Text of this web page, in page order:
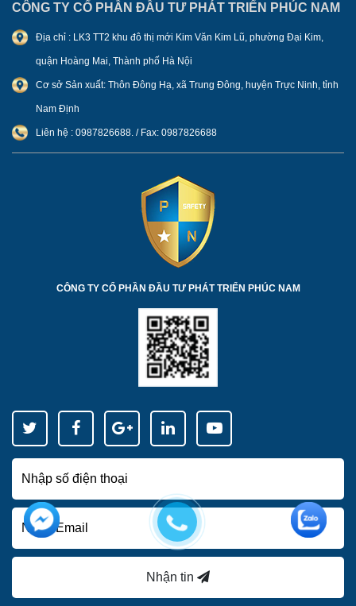
CÔNG TY CỔ PHẦN ĐẦU TƯ PHÁT TRIỂN PHÚC NAM
Địa chỉ : LK3 TT2 khu đô thị mới Kim Văn Kim Lũ, phường Đại Kim,
quận Hoàng Mai, Thành phố Hà Nội
Cơ sở Sản xuất: Thôn Đông Hạ, xã Trung Đông, huyện Trực Ninh, tỉnh
Nam Định
Liên hệ : 0987826688. / Fax: 0987826688
CÔNG TY CỔ PHẦN ĐẦU TƯ PHÁT TRIỂN PHÚC NAM
Nhận tin